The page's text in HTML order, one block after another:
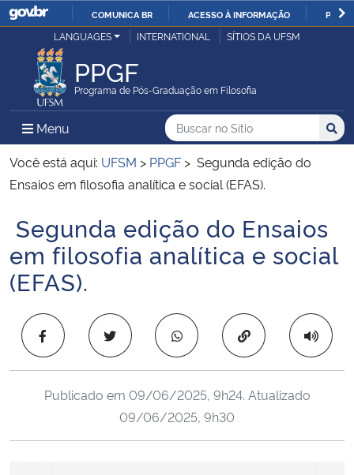
IR
COMUNICA BR ACESSO À INFORMAÇÃO
Ministério da Justiça e Segurança Pública
Ministério da Defesa
Ministério das Relações Exteriores
Ministério da Infraestrutura
Ministério da Agricultura, Pecuária e Abastecimento
Ministério da Educação
LANGUAGES INTERNATIONAL SÍTIOS DA UFSM
PPGF
Programa de Pós-Graduação em Filosofia
Menu Menu Principal do Sítio
Busca
Buscar no no Sítio
Busca:
Você está aqui: UFSM > PPGF > Segunda edição do
Ensaios em filosofia analítica e social (EFAS).
Início do conteúdo
Segunda edição do Ensaios
em filosofia analítica e social
(EFAS).
Copiar para área
Publicado em 09/06/2025, 9h24. Atualizado
09/06/2025, 9h30